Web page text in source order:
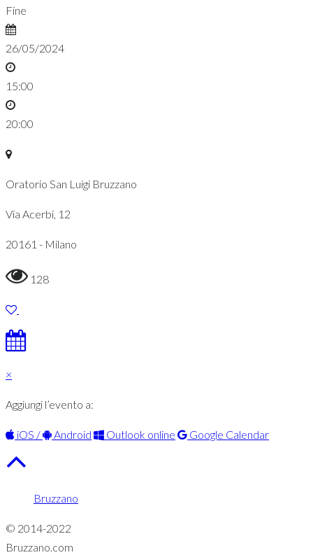
Fine
26/05/2024
15:00
20:00
Oratorio San Luigi Bruzzano
Via Acerbi, 12
20161 - Milano
128
×
Aggiungi l’evento a:
iOS / Android Outlook online Google Calendar
Bruzzano
© 2014-2022
Bruzzano.com